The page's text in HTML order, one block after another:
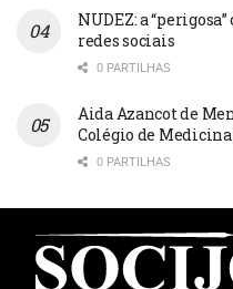
NUDEZ: a
redes sociais
0 PARTILHAS
Aida Azancot de
Colégio de
0 PARTILHAS